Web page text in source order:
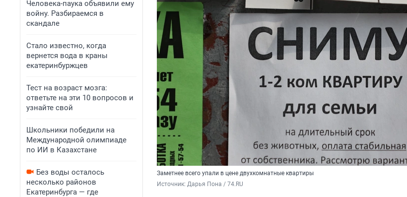
Человека-паука объявили ему
войну. Разбираемся в
скандале
Стало известно, когда
вернется вода в краны
екатеринбуржцев
Тест на возраст мозга:
ответьте на эти 10 вопросов и
узнайте свой
Школьники победили на
Международной олимпиаде
по ИИ в Казахстане
Без воды осталось
несколько районов
Екатеринбурга — где
Заметнее всего упали в цене двухкомнатные квартиры
Источник: Дарья Пона / 74.RU